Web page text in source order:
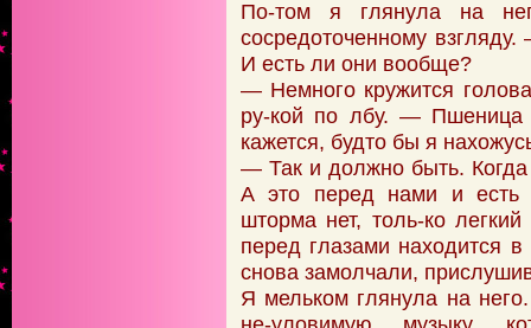
По-том я глянула на
сосредоточенному
И есть ли они вообще?
— Немного кружится
ру-кой по лбу. — Пшеница
кажется, будто бы я
— Так и должно быть. Когда
А это перед нами и есть
шторма нет, толь-ко
перед глазами
снова замолчали,
Я мельком глянула на